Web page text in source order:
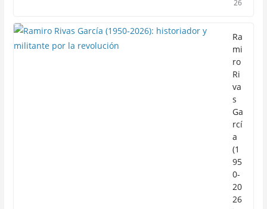
26
Ra
mi
ro
Ri
va
s
Ga
rcí
a
(1
95
0-
20
26